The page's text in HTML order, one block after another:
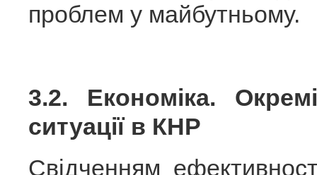
проблем у майбутньому.
3.2. Економіка.
ситуації в КНР
Свідченням